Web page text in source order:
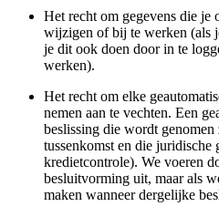
Het recht om gegevens die je
wijzigen of bij te werken (als
je dit ook doen door in te
werken).
Het recht om elke
nemen aan te vechten. Een
beslissing die wordt
tussenkomst en die juridische
kredietcontrole). We voeren
besluitvorming uit, maar als
maken wanneer dergelijke